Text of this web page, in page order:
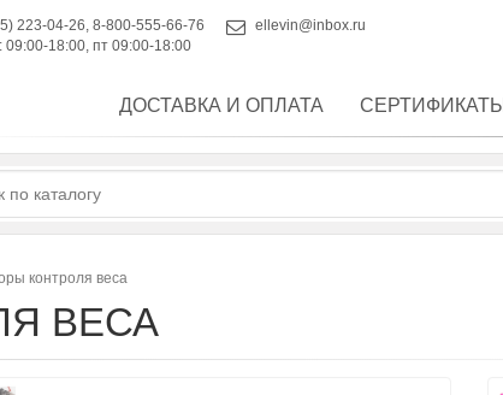
223-04-26, 8-800-555-66-76
ellevin@inbox.ru
09:00-18:00, пт 09:00-18:00
ДОСТАВКА И ОПЛАТА СЕРТИФИКАТЫ
контроля веса
ВЕСА